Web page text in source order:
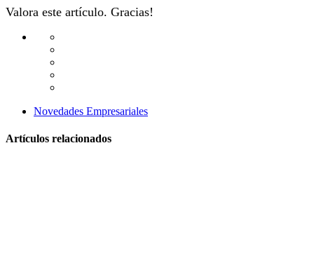
Valora este artículo. Gracias!
Novedades Empresariales
Artículos relacionados